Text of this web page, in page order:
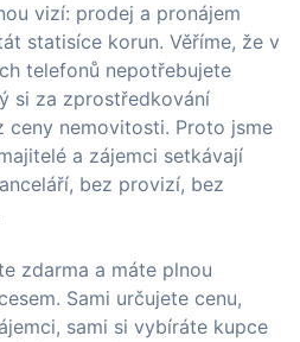
vizí: prodej a pronájem
statisíce korun. Věříme, že v
telefonů nepotřebujete
si za zprostředkování
ceny nemovitosti. Proto jsme
a zájemci setkávají
bez provizí, bez
zdarma a máte plnou
Sami určujete cenu,
sami si vybíráte kupce